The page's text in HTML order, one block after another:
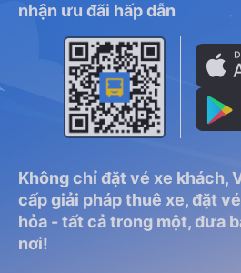
nhận ưu đãi hấp dẫn
Không chỉ đặt vé xe khách,
cấp giải pháp thuê xe, đặt
hỏa - tất cả trong một, đưa
nơi!